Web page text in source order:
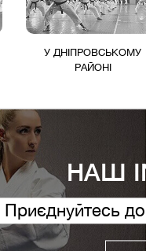
У ДНІПРОВСЬКОМУ
РАЙОНІ
НАШ
Приєднуйтесь